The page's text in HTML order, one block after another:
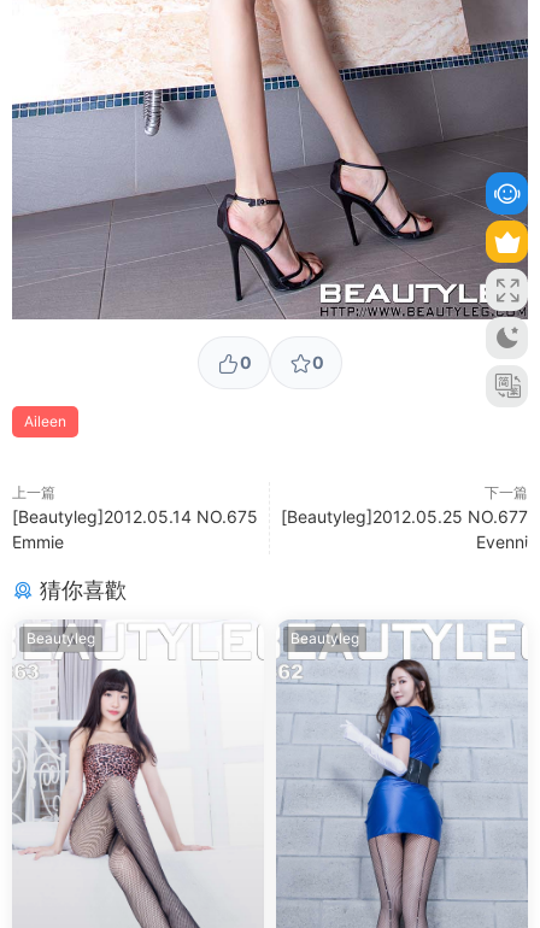
0 0
Aileen
上一篇
[Beautyleg]2012.05.14 NO.675
Emmie
下一篇
[Beautyleg]2012.05.25 NO.677
Evenni
猜你喜歡
Beautyleg Beautyleg